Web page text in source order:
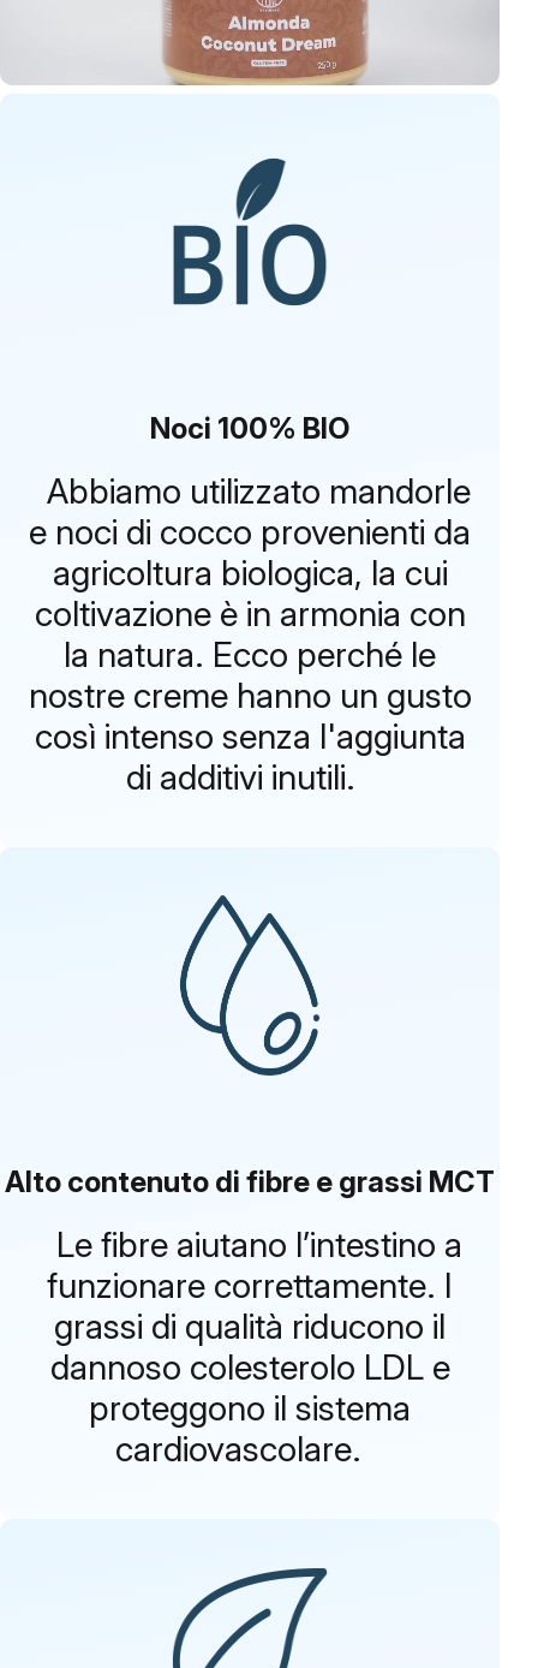
Noci 100% BIO
Abbiamo utilizzato mandorle
e noci di cocco provenienti da
agricoltura biologica, la cui
coltivazione è in armonia con
la natura. Ecco perché le
nostre creme hanno un gusto
così intenso senza l'aggiunta
di additivi inutili.
Alto contenuto di fibre e grassi MCT
Le fibre aiutano l’intestino a
funzionare correttamente. I
grassi di qualità riducono il
dannoso colesterolo LDL e
proteggono il sistema
cardiovascolare.